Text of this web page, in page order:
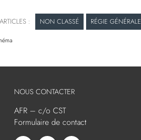
NON CLASSÉ RÉGIE GÉNÉRALE
NOUS CONTACTER
AFR – c/o CST
Formulaire de contact